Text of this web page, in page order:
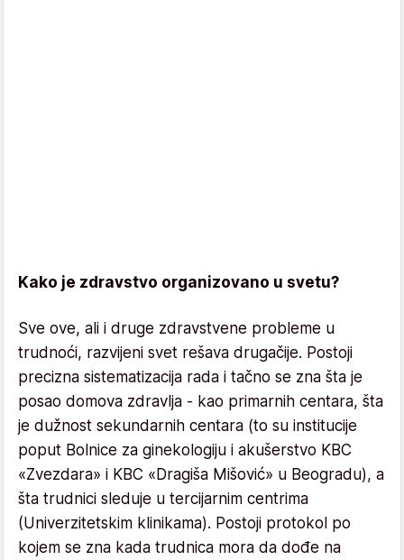
Kako je zdravstvo organizovano u svetu?
Sve ove, ali i druge zdravstvene probleme u
trudnoći, razvijeni svet rešava drugačije. Postoji
precizna sistematizacija rada i tačno se zna šta je
posao domova zdravlja - kao primarnih centara, šta
je dužnost sekundarnih centara (to su institucije
poput Bolnice za ginekologiju i akušerstvo KBC
«Zvezdara» i KBC «Dragiša Mišović» u Beogradu), a
šta trudnici sleduje u tercijarnim centrima
(Univerzitetskim klinikama). Postoji protokol po
kojem se zna kada trudnica mora da dođe na